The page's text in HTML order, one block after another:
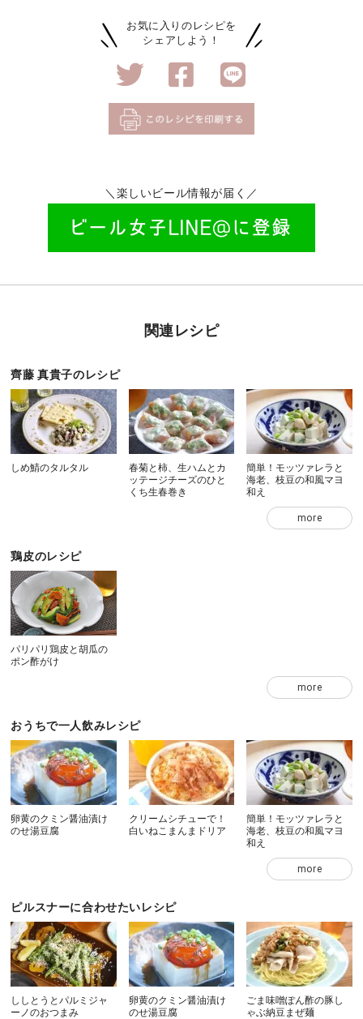
お気に入りのレシピを
シェアしよう！
＼楽しいビール情報が届く／
関連レシピ
齊藤 真貴子のレシピ
しめ鯖のタルタル
春菊と柿、生ハムとカ
ッテージチーズのひと
くち生春巻き
簡単！モッツァレラと
海老、枝豆の和風マヨ
和え
more
鶏皮のレシピ
パリパリ鶏皮と胡瓜の
ポン酢がけ
more
おうちで一人飲みレシピ
卵黄のクミン醤油漬け
のせ湯豆腐
クリームシチューで！
白いねこまんまドリア
簡単！モッツァレラと
海老、枝豆の和風マヨ
和え
more
ピルスナーに合わせたいレシピ
ししとうとパルミジャ
ーノのおつまみ
卵黄のクミン醤油漬け
のせ湯豆腐
ごま味噌ぽん酢の豚し
ゃぶ納豆まぜ麺